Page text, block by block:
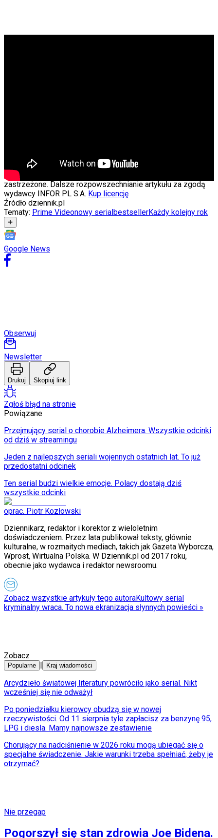
Materiał chroniony prawem autorskim - wszelkie prawa
zastrzeżone. Dalsze rozpowszechnianie artykułu za zgodą
wydawcy INFOR PL S.A. Kup licencję
Źródło dziennik.pl
Tematy: Prime Videonowy serial bestsellerKażdy kolejny rok
➕
Google News
Obserwuj
Newsletter
Drukuj Skopiuj link
Zgłoś błąd na stronie
Powiązane
Przejmujący serial o chorobie Alzheimera. Wszystkie odcinki
od dziś w streamingu
Jeden z najlepszych seriali wojennych ostatnich lat. To już
przedostatni odcinek
Ten serial budzi wielkie emocje. Polacy dostają dziś
wszystkie odcinki
oprac. Piotr Kozłowski
Dziennikarz, redaktor i korektor z wieloletnim
doświadczeniem. Przez lata publikował teksty, głównie
kulturalne, w rozmaitych mediach, takich jak Gazeta Wyborcza,
Wprost, Wirtualna Polska. W Dziennik.pl od 2017 roku,
obecnie jako wydawca i redaktor newsroomu.
Zobacz wszystkie artykuły tego autoraKultowy serial
kryminalny wraca. To nowa ekranizacja słynnych powieści »
Zobacz
Popularne Kraj wiadomości
Arcydzieło światowej literatury powróciło jako serial. Nikt
wcześniej się nie odważył
Po poniedziałku kierowcy obudzą się w nowej
rzeczywistości. Od 11 sierpnia tyle zapłacisz za benzynę 95,
LPG i diesla. Mamy najnowsze zestawienie
Chorujący na nadciśnienie w 2026 roku mogą ubiegać się o
specjalne świadczenie. Jakie warunki trzeba spełniać, żeby je
otrzymać?
Nie przegap
Pogorszył się stan zdrowia Joe Bidena.